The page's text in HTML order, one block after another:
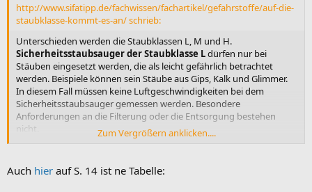
http://www.sifatipp.de/fachwissen/fachartikel/gefahrstoffe/auf-die-
staubklasse-kommt-es-an/ schrieb:
Unterschieden werden die Staubklassen L, M und H.
Sicherheitsstaubsauger der Staubklasse Ldürfen nur bei
Stäuben eingesetzt werden, die als leicht gefährlich betrachtet
werden. Beispiele können sein Stäube aus Gips, Kalk und Glimmer.
In diesem Fall müssen keine Luftgeschwindigkeiten bei dem
Sicherheitsstaubsauger gemessen werden. Besondere
Anforderungen an die Filterung oder die Entsorgung bestehen
nicht.
Auch wenn M auf den ersten Blick nicht nach hohen Anforderungen
an die Filterung aussieht, müssen diese ebenso erfüllt sein bei der
Zum Vergrößern anklicken....
Auch hier auf S. 14 ist ne Tabelle: